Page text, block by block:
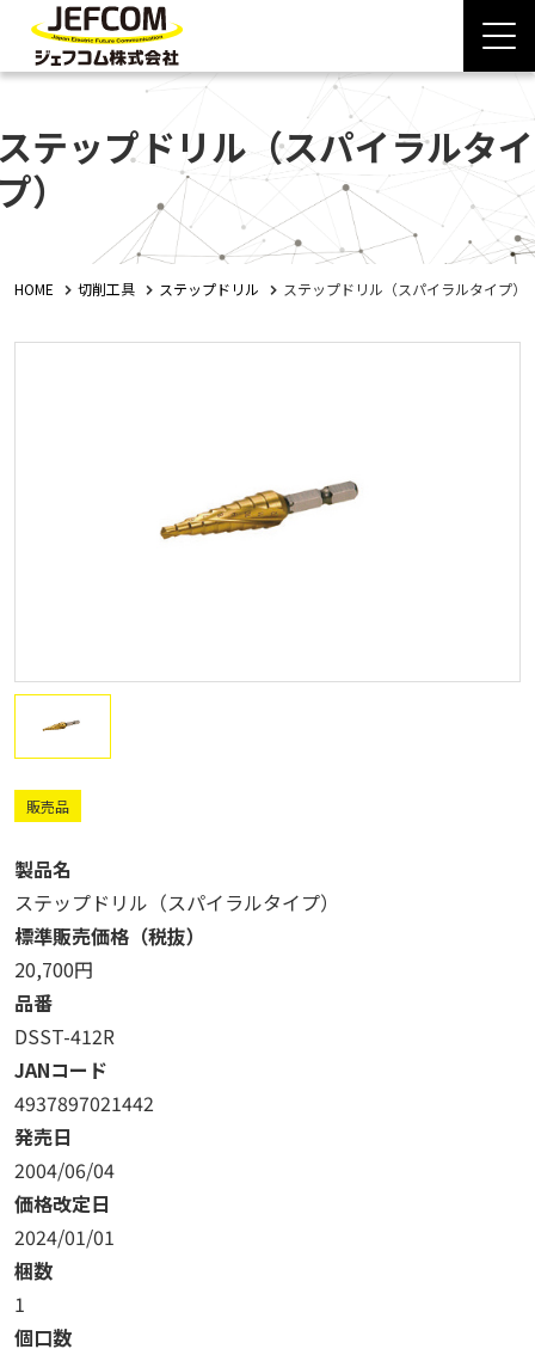
テップドリル（スパイラルタイ
）
HOME 切削工具 ステップドリル ステップドリル（スパイラルタイプ）
販売品
製品名
ステップドリル（スパイラルタイプ）
標準販売価格（税抜）
20,700円
品番
DSST-412R
JANコード
4937897021442
発売日
2004/06/04
価格改定日
2024/01/01
梱数
1
個口数